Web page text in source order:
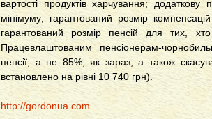
вартості продуктів харчування;
мінімуму; гарантований розмір
гарантований розмір пенсій для тих, хто
Працевлаштованим пенсіонерам-
пенсії, а не 85%, як зараз, а також
встановлено на рівні 10 740 грн).
http://gordonua.com